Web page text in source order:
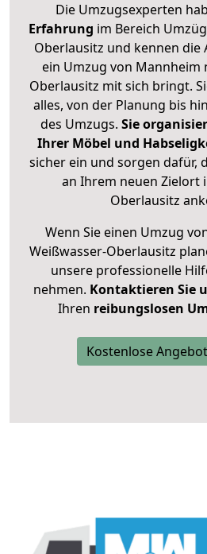
Die Umzugsexperten
Erfahrung im Bereich
Oberlausitz und kennen
ein Umzug von Mannheim
Oberlausitz mit sich bringt.
alles, von der Planung bis
des Umzugs. Sie
Ihrer Möbel und
sicher ein und sorgen dafür,
an Ihrem neuen Zielort
Oberlausitz
Wenn Sie einen Umzug
Weißwasser-Oberlausitz
unsere professionelle
nehmen. Kontaktieren Sie
Ihren reibungslosen
Kostenlose